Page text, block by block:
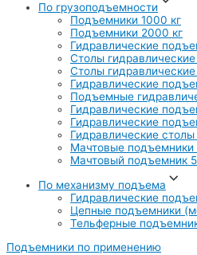
По грузоподъемности
Подъемники 1000 кг
Подъемники 2000 кг
Гидравлические
Столы
Столы
Гидравлические
Подъемные
Гидравлические
Гидравлические
Гидравлические столы
Мачтовые подъемники
Мачтовый подъемник
По механизму подъема
Гидравлические
Цепные подъемники
Тельферные
Подъемники по применению